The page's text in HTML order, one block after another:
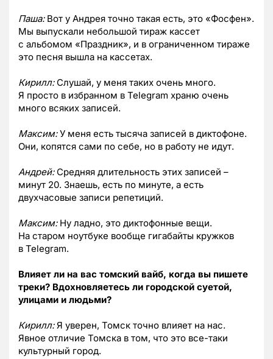
Паша:Вот у Андрея точно такая есть, это «Фосфен».
Мы выпускали небольшой тираж кассет
с альбомом «Праздник», и в ограниченном тираже
это песня вышла на кассетах.
Кирилл:Слушай, у меня таких очень много.
Я просто в избранном в Telegram храню очень
много всяких записей.
Максим:У меня есть тысяча записей в диктофоне.
Они, копятся сами по себе, но в работу не идут.
Андрей:Средняя длительность этих записей –
минут 20. Знаешь, есть по минуте, а есть
двухчасовые записи репетиций.
Максим:Ну ладно, это диктофонные вещи.
На старом ноутбуке вообще гигабайты кружков
в Telegram.
Влияет ли на вас томский вайб, когда вы пишете
треки? Вдохновляетесь ли городской суетой,
улицами и людьми?
Кирилл:Я уверен, Томск точно влияет на нас.
Явное отличие Томска в том, что это все-таки
культурный город.